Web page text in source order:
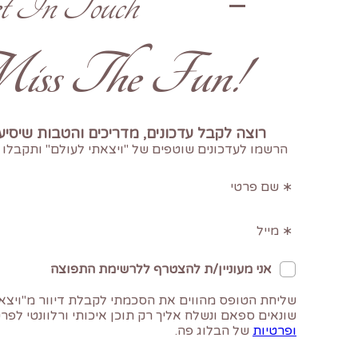
!Don't Miss The Fun